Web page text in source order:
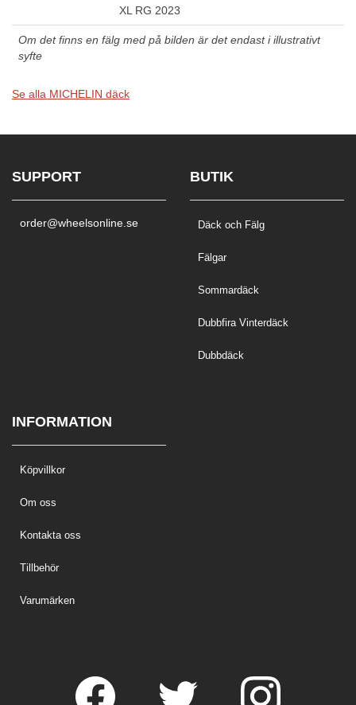
XL RG 2023
Om det finns en fälg med på bilden är det endast i illustrativt
syfte
Se alla MICHELIN däck
SUPPORT
order@wheelsonline.se
BUTIK
Däck och Fälg
Fälgar
Sommardäck
Dubbfira Vinterdäck
Dubbdäck
INFORMATION
Köpvillkor
Om oss
Kontakta oss
Tillbehör
Varumärken